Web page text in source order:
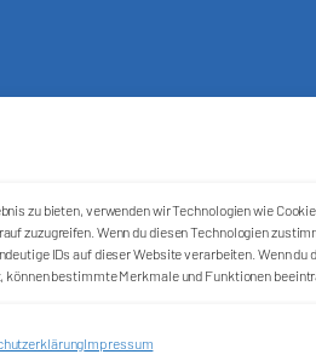
zu bieten, verwenden wir Technologien wie
zuzugreifen. Wenn du diesen Technologien
IDs auf dieser Website verarbeiten. Wenn du
bestimmte Merkmale und Funktionen
Impressum